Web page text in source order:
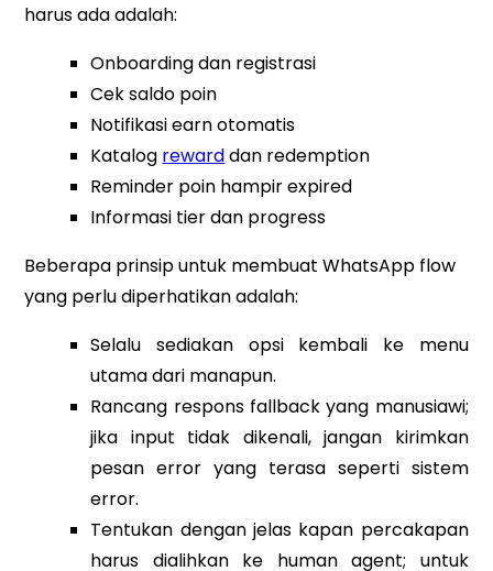
harus ada adalah:
Onboarding dan registrasi
Cek saldo poin
Notifikasi earn otomatis
Katalog rewarddan redemption
Reminder poin hampir expired
Informasi tier dan progress
Beberapa prinsip untuk membuat WhatsApp flow
yang perlu diperhatikan adalah:
Selalu sediakan opsi kembali ke menu
utama dari manapun.
Rancang respons fallback yang manusiawi;
jika input tidak dikenali, jangan kirimkan
pesan error yang terasa seperti sistem
error.
Tentukan dengan jelas kapan percakapan
harus dialihkan ke human agent; untuk